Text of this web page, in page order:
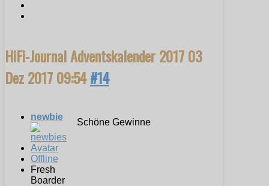
HiFi-Journal Adventskalender 201703
Dez 2017 09:54#14
newbie
Offline
Fresh
Boarder
Schöne Gewinne